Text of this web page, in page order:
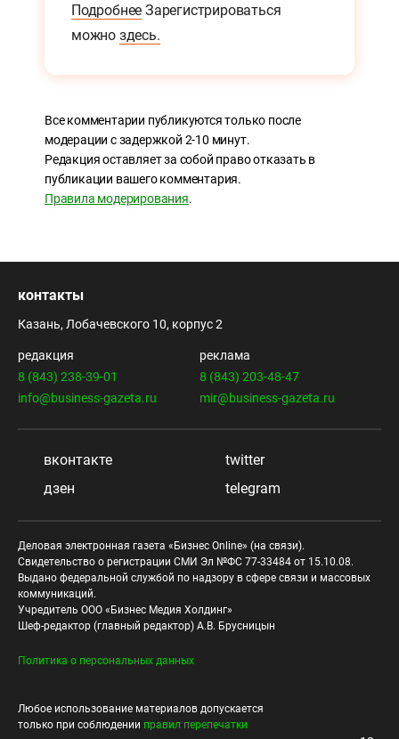
Подробнее Зарегистрироваться
можно здесь.
Все комментарии публикуются только после
модерации с задержкой 2-10 минут.
Редакция оставляет за собой право отказать в
публикации вашего комментария.
Правила модерирования.
контакты
Казань, Лобачевского 10, корпус 2
редакция
8 (843) 238-39-01
info@business-gazeta.ru
реклама
8 (843) 203-48-47
mir@business-gazeta.ru
вконтакте
twitter
дзен
telegram
Деловая электронная газета «Бизнес Online» (на связи).
Свидетельство о регистрации СМИ Эл №ФС 77-33484 от 15.10.08.
Выдано федеральной службой по надзору в сфере связи и массовых
коммуникаций.
Учредитель ООО «Бизнес Медия Холдинг»
Шеф-редактор (главный редактор) А.В. Брусницын
Политика о персональных данных
Любое использование материалов допускается
только при соблюдении правил перепечатки